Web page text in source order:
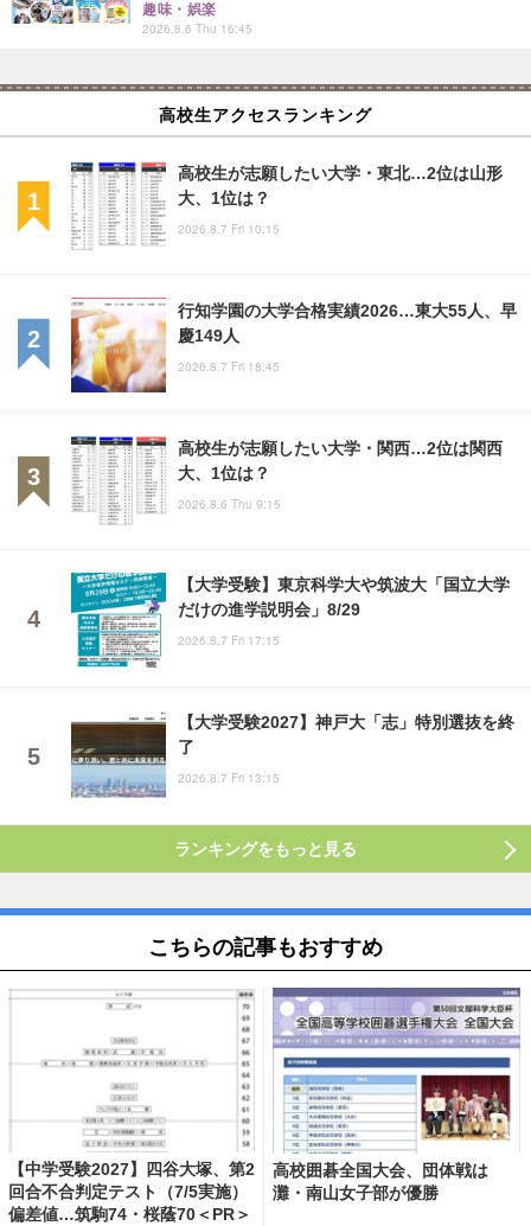
趣味・娯楽
2026.8.6 Thu 16:45
高校生アクセスランキング
高校生が志願したい大学・東北…2位は山形
大、1位は？
2026.8.7 Fri 10:15
行知学園の大学合格実績2026…東大55人、早
慶149人
2026.8.7 Fri 18:45
高校生が志願したい大学・関西…2位は関西
大、1位は？
2026.8.6 Thu 9:15
【大学受験】東京科学大や筑波大「国立大学
だけの進学説明会」8/29
2026.8.7 Fri 17:15
【大学受験2027】神戸大「志」特別選抜を終
了
2026.8.7 Fri 13:15
ランキングをもっと見る
こちらの記事もおすすめ
【中学受験2027】四谷大塚、第2
回合不合判定テスト（7/5実施）
偏差値…筑駒74・桜蔭70＜PR＞
高校囲碁全国大会、団体戦は
灘・南山女子部が優勝